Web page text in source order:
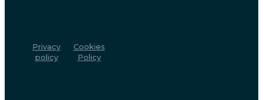
Privacy
policy
Cookies
Policy